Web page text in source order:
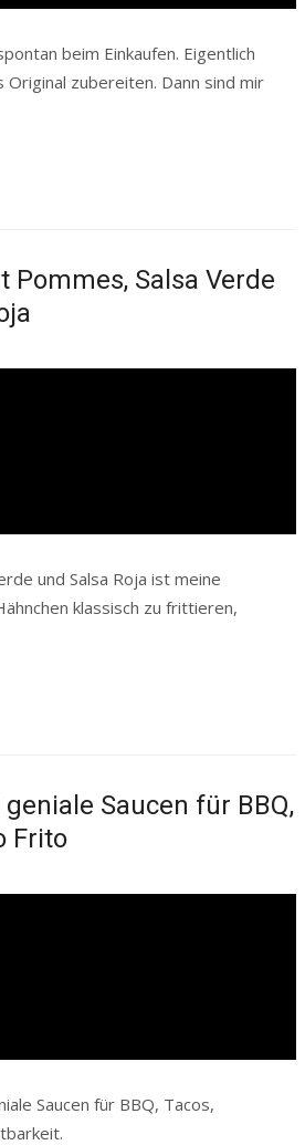
beim Einkaufen. Eigentlich
Original zubereiten. Dann sind mir
Salsa Verde
und Salsa Roja ist meine
klassisch zu frittieren,
Saucen für BBQ,
Frito
Saucen für BBQ, Tacos,